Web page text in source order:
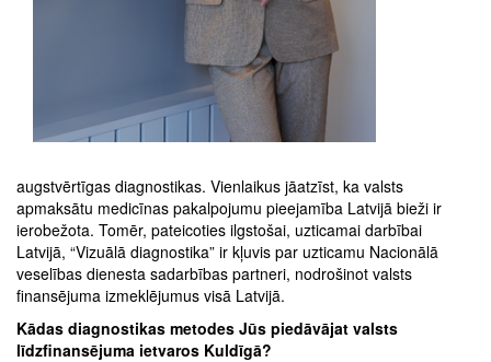
augstvērtīgas diagnostikas. Vienlaikus jāatzīst, ka valsts
apmaksātu medicīnas pakalpojumu pieejamība Latvijā bieži ir
ierobežota. Tomēr, pateicoties ilgstošai, uzticamai darbībai
Latvijā, “Vizuālā diagnostika” ir kļuvis par uzticamu Nacionālā
veselības dienesta sadarbības partneri, nodrošinot valsts
finansējuma izmeklējumus visā Latvijā.
Kādas diagnostikas metodes Jūs piedāvājat valsts
līdzfinansējuma ietvaros Kuldīgā?